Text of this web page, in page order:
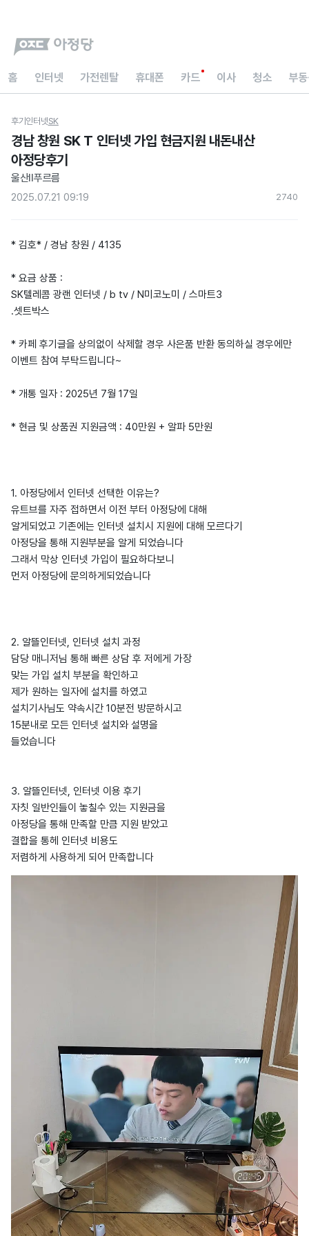
홈 인터넷 가전렌탈 휴대폰 카드 이사 청소 부
후기 인터넷SK
경남 창원 SK T 인터넷 가입 현금지원 내돈내산
아정당후기
울산II푸르름
2025.07.21 09:19
2740
* 김호* / 경남 창원 / 4135
* 요금 상품 :
SK텔레콤 광랜 인터넷 / b tv / N미코노미 / 스마트3
.셋트박스
* 카페 후기글을 상의없이 삭제할 경우 사은품 반환 동의하실 경우에만
이벤트 참여 부탁드립니다~
* 개통 일자 : 2025년 7월 17일
* 현금 및 상품권 지원금액 : 40만원 + 알파 5만원
1. 아정당에서 인터넷 선택한 이유는?
유트브를 자주 접하면서 이전 부터 아정당에 대해
알게되었고 기존에는 인터넷 설치시 지원에 대해 모르다기
아정당을 통해 지원부분을 알게 되었습니다
그래서 막상 인터넷 가입이 필요하다보니
먼저 아정당에 문의하게되었습니다
2. 알뜰인터넷, 인터넷 설치 과정
담당 매니저님 통해 빠른 상담 후 저에게 가장
맞는 가입 설치 부분을 확인하고
제가 원하는 일자에 설치를 하였고
설치기사님도 약속시간 10분전 방문하시고
15분내로 모든 인터넷 설치와 설명을
들었습니다
3. 알뜰인터넷, 인터넷 이용 후기
자칫 일반인들이 놓칠수 있는 지원금을
아정당을 통해 만족할 만큼 지원 받았고
결합을 통헤 인터넷 비용도
저렴하게 사용하게 되어 만족합니다